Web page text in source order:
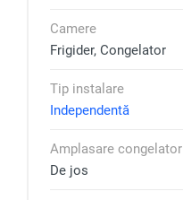
Camere
Frigider, Congelator
Tip instalare
Independentă
Amplasare congelator
De jos